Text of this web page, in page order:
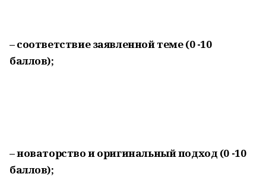
– соответствие заявленной теме (0 -10
баллов);
– новаторство и оригинальный подход (0 -10
баллов);